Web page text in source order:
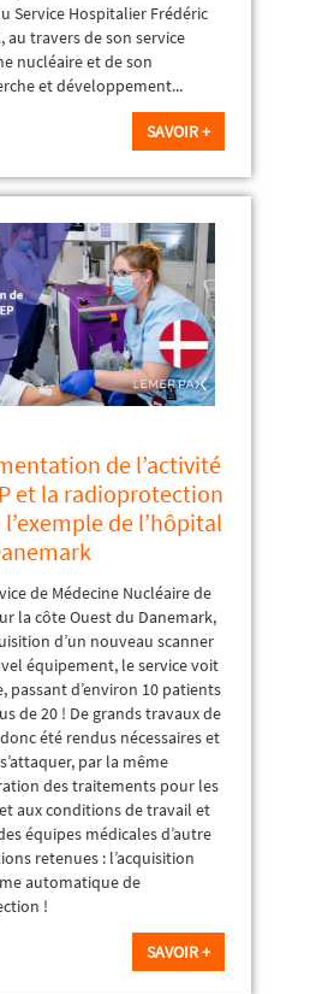
Service Hospitalier Frédéric
au travers de son service
nucléaire et de son
et développement...
SAVOIR +
de l’activité
et la radioprotection
de l’hôpital
de Médecine Nucléaire de
la côte Ouest du Danemark,
d’un nouveau scanner
équipement, le service voit
passant d’environ 10 patients
de 20 ! De grands travaux de
été rendus nécessaires et
par la même
des traitements pour les
aux conditions de travail et
équipes médicales d’autre
retenues : l’acquisition
automatique de
!
SAVOIR +